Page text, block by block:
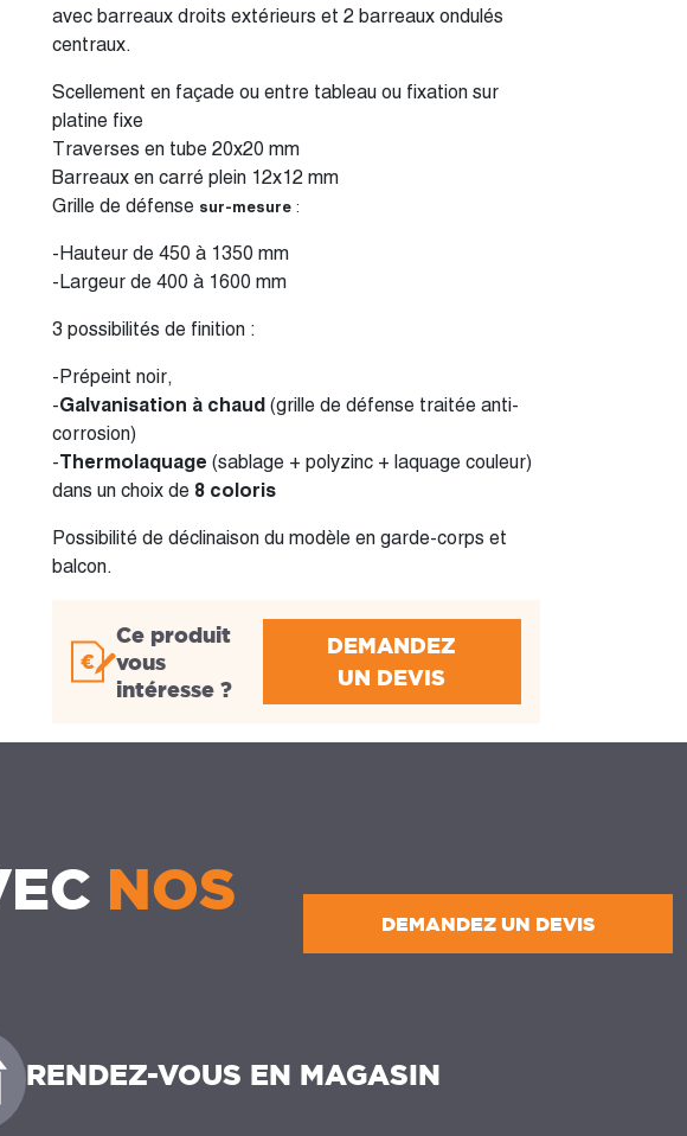
avec barreaux droits extérieurs et 2 barreaux ondulés
centraux.
Scellement en façade ou entre tableau ou fixation sur
platine fixe
Traverses en tube 20x20 mm
Barreaux en carré plein 12x12 mm
Grille de défense sur-mesure :
-Hauteur de 450 à 1350 mm
-Largeur de 400 à 1600 mm
3 possibilités de finition :
-Prépeint noir,
-Galvanisation à chaud (grille de défense traitée anti-
corrosion)
-Thermolaquage (sablage + polyzinc + laquage couleur)
dans un choix de 8 coloris
Possibilité de déclinaison du modèle en garde-corps et
balcon.
Ce produit
vous
intéresse ?
DEMANDEZ
UN DEVIS
NOS
DEMANDEZ UN DEVIS
RENDEZ-VOUS EN MAGASIN